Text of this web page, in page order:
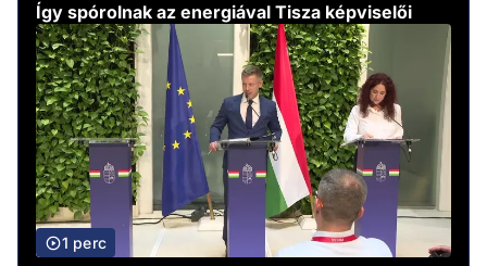
Így spórolnak az energiával Tisza képviselői
1 perc